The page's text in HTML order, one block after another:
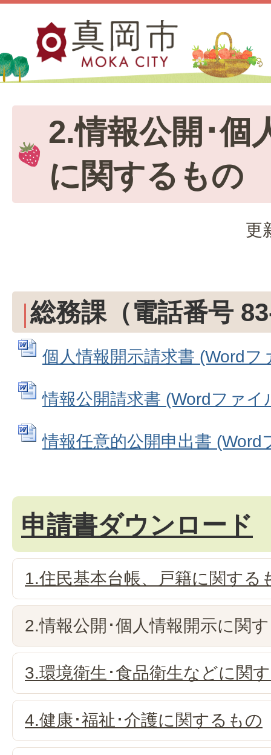
2.情報公開･個
に関するもの
更
総務課（電話番号
個人情報開示請求書 (Wordフ
情報公開請求書 (Wordファイ
情報任意的公開申出書
申請書ダウンロード
1.住民基本台帳、戸籍に関する
2.情報公開･個人情報開示に関
3.環境衛生･食品衛生などに関
4.健康･福祉･介護に関するもの